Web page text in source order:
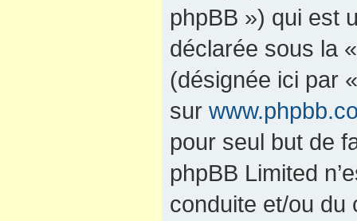
phpBB ») qui est
déclarée sous la
(désignée ici par
sur
pour seul but de
phpBB Limited
conduite et/ou du